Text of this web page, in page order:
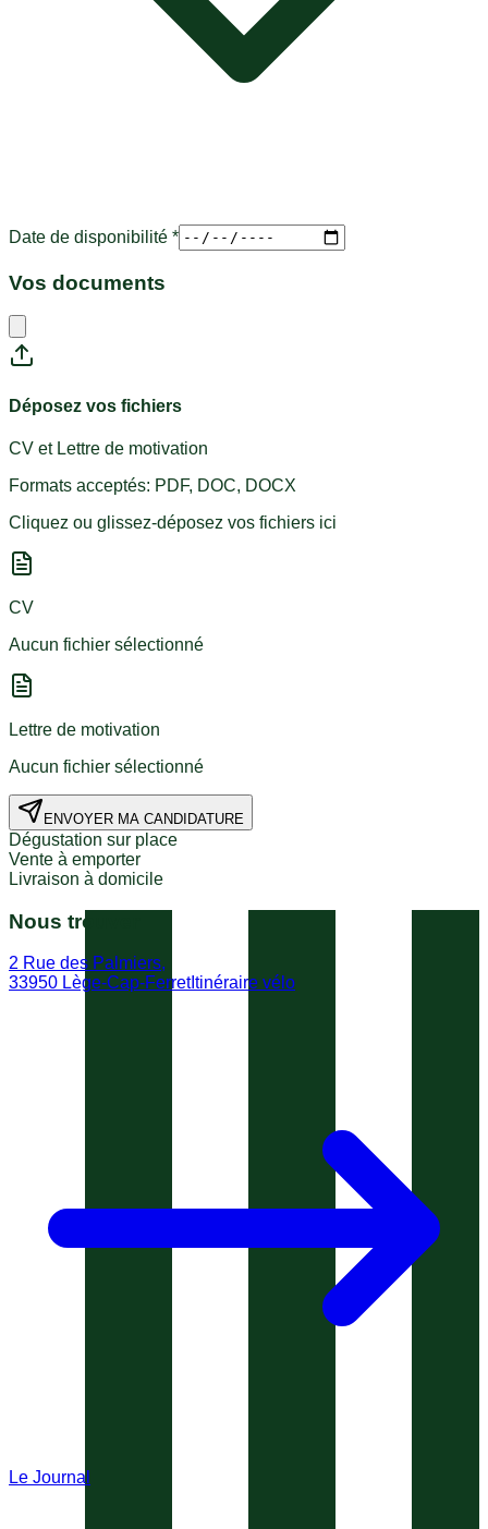
Date de disponibilité *
Vos documents
Déposez vos fichiers
CV et Lettre de motivation
Formats acceptés: PDF, DOC, DOCX
Cliquez ou glissez-déposez vos fichiers ici
CV
Aucun fichier sélectionné
Lettre de motivation
Aucun fichier sélectionné
ENVOYER MA CANDIDATURE
Dégustation sur place
Vente à emporter
Livraison à domicile
Nous trouver
2 Rue des Palmiers,
33950 Lège-Cap-FerretItinéraire vélo
Le Journal